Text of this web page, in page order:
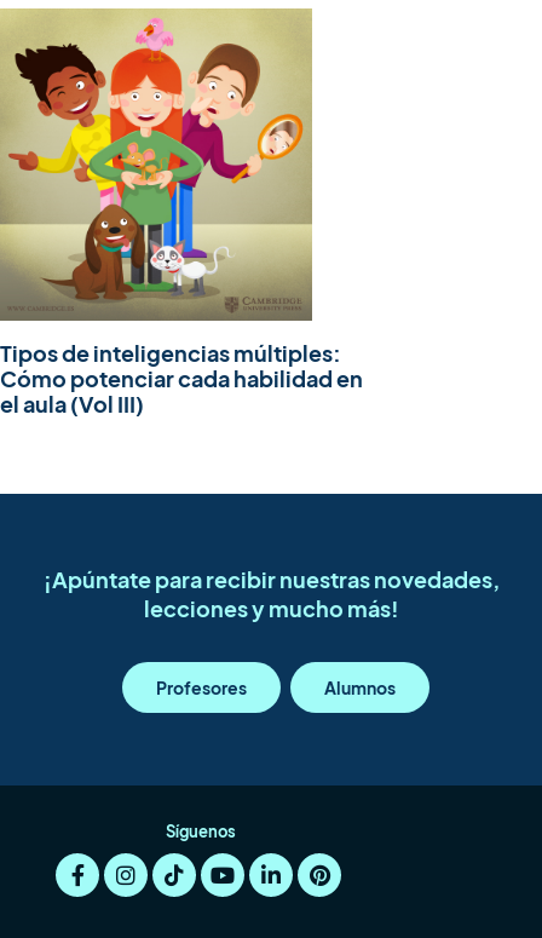
Tipos de inteligencias múltiples:
Cómo potenciar cada habilidad en
el aula (Vol III)
¡Apúntate para recibir nuestras novedades,
lecciones y mucho más!
Profesores Alumnos
Síguenos